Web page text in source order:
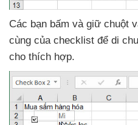
Các bạn bấm và giữ chuột
cùng của checklist để di
cho thích hợp.